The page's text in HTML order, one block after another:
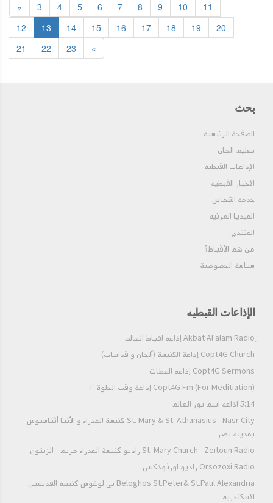
« 3 4 5 6 7 8 9 10
11
12
13 14 15 16 17 18 19
20
21
22 23 »
بحث
الصفحة الرئيسيه
تعليم الحان
الإذاعات القبطيه
الاخبار القبطيه
خدمه الشماس
الميديا المرئية
المنتدي
من هم الأقباط؟‎
سياسة الخصوصية
الإذاعات القبطيه
Copt4G Church إذاعة الكنيسة (ألحان و قداسات)
Copt4G Sermons إذاعة العظات
Copt4G Fm (For Meditiation) إذاعة وقت الخلوة ٢
5:14 اذاعه انتم نور العالم
St. Mary & St. Athanasius - Nasr City كنيسة العذراء و الأنبا أثناسيوس -
بمدينة نصر
St. Mary Church - Zeitoun Radio راديو كنيسة العذراء مريم - الزيتون
Orsozoxi Radio راديو اورثوذكسى
Beloghos St.Peter& St.Paul Alexandria بي لوغوس كنيسه القديسين
الاسكندريه